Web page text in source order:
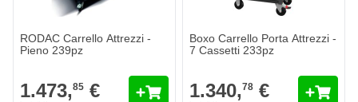
RODAC Carrello Attrezzi -
Pieno 239pz
1.473,85 €
Boxo Carrello Porta Attrezzi -
7 Cassetti 233pz
1.340,78 €